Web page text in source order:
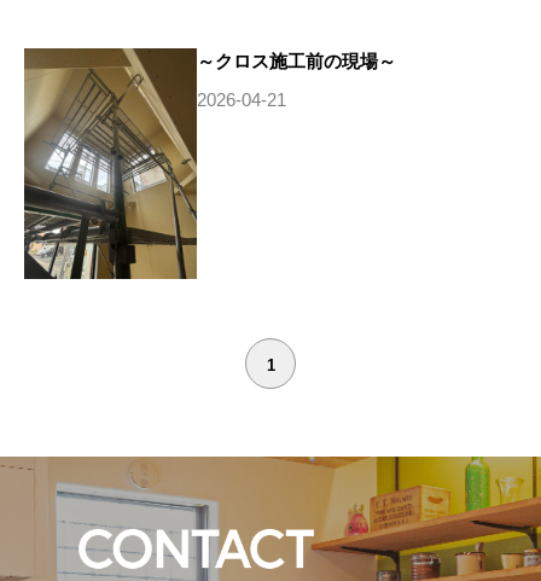
～クロス施工前の現場～
2026-04-21
1